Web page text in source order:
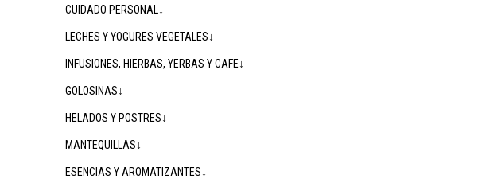
CUIDADO PERSONAL↓
LECHES Y YOGURES VEGETALES↓
INFUSIONES, HIERBAS, YERBAS Y CAFE↓
GOLOSINAS↓
HELADOS Y POSTRES↓
MANTEQUILLAS↓
ESENCIAS Y AROMATIZANTES↓